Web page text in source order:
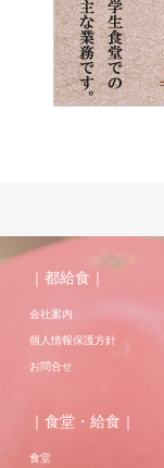
｜都給食｜
会社案内
個人情報保護方針
お問合せ
｜食堂・給食｜
食堂